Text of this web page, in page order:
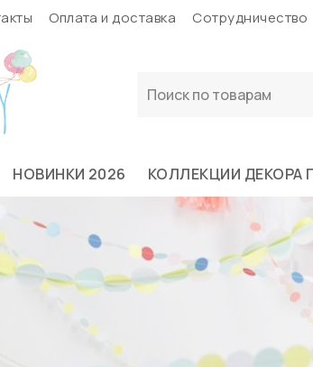
Оплата и доставка Сотрудничество
НОВИНКИ 2026 КОЛЛЕКЦИИ ДЕКОРА